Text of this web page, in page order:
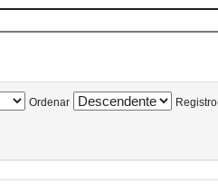
Ordenar